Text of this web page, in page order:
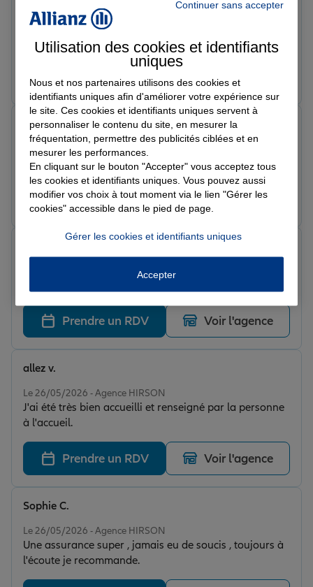
Le 29/05/2026 - Agence HIRSON
Julie, Conseillère très efficace, et hyper réactive de plus
très souriante …elle est à l'écoute de la demande du
client J’appelle régulièrement et elle est toujours très
opérationnelle. Pour Allianz, nous avons un conseiller
Grégory réactif et responsable et toujours à l’écoute.
Très satisfaite Mme Faes Stéphanie
Prendre un RDV Voir l'agence
Note de 5 sur 5
Le 27/05/2026 - Agence HIRSON
top de top
Jean c.
Prendre un RDV Voir l'agence
Note de 5 sur 5
Le 26/05/2026 - Agence HIRSON
Prendre un RDV Voir l'agence
Le 26/05/2026 - Agence HIRSON
J'ai été très bien accueilli et renseigné par la personne
à l'accueil.
allez v.
Prendre un RDV Voir l'agence
Le 26/05/2026 - Agence HIRSON
Une assurance super , jamais eu de soucis , toujours à
l'écoute je recommande.
Sophie C.
Continuer sans accepter
Utilisation des cookies et identifiants
uniques
Nous et nos partenaires utilisons des cookies et
identifiants uniques afin d'améliorer votre expérience sur
le site. Ces cookies et identifiants uniques servent à
personnaliser le contenu du site, en mesurer la
fréquentation, permettre des publicités ciblées et en
mesurer les performances.
En cliquant sur le bouton "Accepter" vous acceptez tous
les cookies et identifiants uniques. Vous pouvez aussi
modifier vos choix à tout moment via le lien "Gérer les
cookies" accessible dans le pied de page.
Gérer les cookies et identifiants uniques
Accepter